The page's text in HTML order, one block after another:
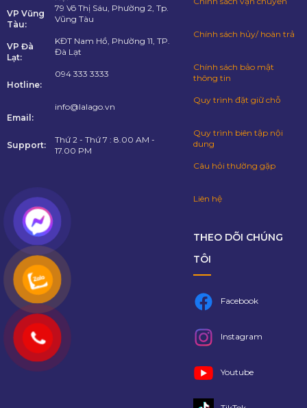
VP Vũng
Tàu:
79 Võ Thị Sáu, Phường 2, Tp.
Vũng Tàu
VP Đà
Lạt:
KĐT Nam Hồ, Phường 11, TP.
Đà Lạt
Hotline:
094 333 3333
Email:
info@lalago.vn
Support:
Thứ 2 - Thứ 7 : 8.00 AM -
17.00 PM
Chính sách hủy/ hoàn trả
Chính sách bảo mật
thông tin
Quy trình đặt giữ chỗ
Quy trình biên tập nội
dung
Câu hỏi thường gặp
Liên hệ
THEO DÕI CHÚNG
TÔI
Facebook
Instagram
Youtube